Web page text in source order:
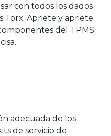
con todos los dados
Torx. Apriete y apriete
del TPMS
adecuada de los
de servicio de